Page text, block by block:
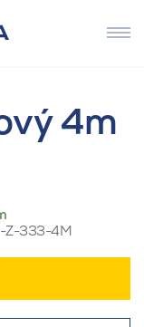
4m
Z-333-4M